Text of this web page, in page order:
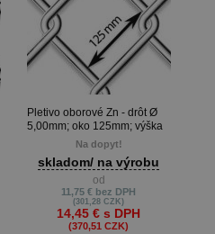
Pletivo oborové Zn - drôt Ø
5,00mm; oko 125mm; výška
Na dopyt!
skladom/ na výrobu
od
11,75 € bez DPH
(301,28 CZK)
14,45 € s DPH
(370,51 CZK)